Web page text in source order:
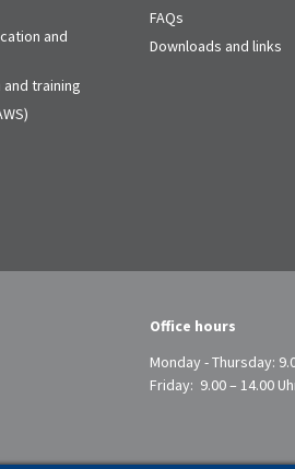
and
training
FAQs
Downloads and links
Office hours
Monday - Thursday:
Friday: 9.00 – 14.00